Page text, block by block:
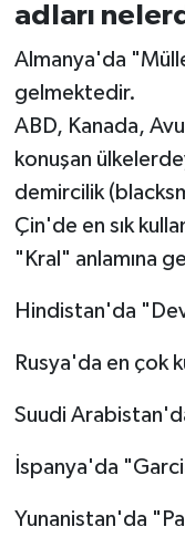
adları
Almanya'da
gelmektedir.
ABD, Kanada,
konuşan
demircilik
Çin'de en sık
"Kral" anlamına
Hindistan'da
Rusya'da en çok
Suudi
İspanya'da
Yunanistan'da